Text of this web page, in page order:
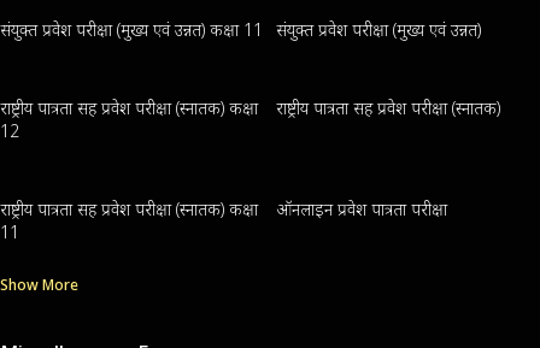
संयुक्त प्रवेश परीक्षा (मुख्य एवं उन्नत) कक्षा 11 संयुक्त प्रवेश परीक्षा (मुख्य एवं उन्नत)
राष्ट्रीय पात्रता सह प्रवेश परीक्षा (स्नातक) कक्षा
12
राष्ट्रीय पात्रता सह प्रवेश परीक्षा (स्नातक)
राष्ट्रीय पात्रता सह प्रवेश परीक्षा (स्नातक) कक्षा
11
ऑनलाइन प्रवेश पात्रता परीक्षा
Show More